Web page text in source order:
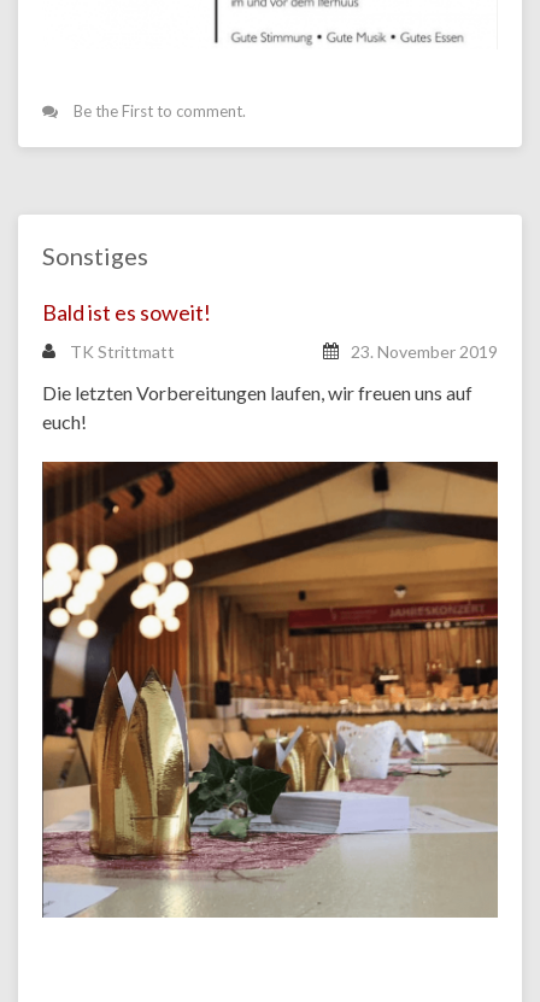
Be the First to comment.
Sonstiges
Bald ist es soweit!
TK Strittmatt 23. November 2019
Die letzten Vorbereitungen laufen, wir freuen uns auf
euch!